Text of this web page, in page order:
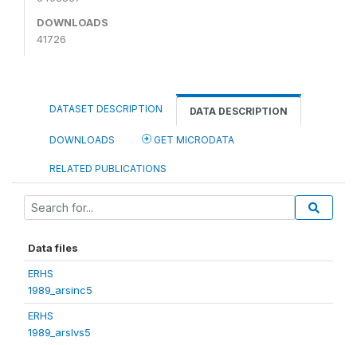
DOWNLOADS
41726
DATASET DESCRIPTION DATA DESCRIPTION
DOWNLOADS GET MICRODATA
RELATED PUBLICATIONS
Data files
ERHS
1989_arsinc5
ERHS
1989_arslvs5